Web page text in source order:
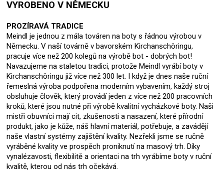
VYROBENO V NĚMECKU
PROZÍRAVÁ TRADICE
Meindl je jednou z mála továren na boty s řádnou výrobou v
Německu. V naší továrně v bavorském Kirchanschöringu,
pracuje více než 200 kolegů na výrobě bot - dobrých bot!
Navazujeme na staletou tradici, protože Meindl vyrábí boty v
Kirchanschöringu již více než 300 let. I když je dnes naše ruční
řemeslná výroba podpořena moderním vybavením, každý stroj
obsluhuje člověk, který provádí jeden z více než 200 pracovních
kroků, které jsou nutné při výrobě kvalitní vycházkové boty. Naši
mistři obuvníci mají cit, zkušenosti a nasazení, které přírodní
produkt, jako je kůže, náš hlavní materiál, potřebuje, a zavádějí
naše vlastní systémy zajištění kvality. Nezřekli jsme se ručně
vyráběné kvality ve prospěch proniknutí na masový trh. Díky
vynalézavosti, flexibilitě a orientaci na trh vyrábíme boty v ruční
kvalitě, kterou od nás trh očekává.